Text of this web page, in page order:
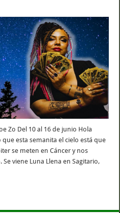
Zo Del 10 al 16 de junio Hola
esta semanita el cielo está que
se meten en Cáncer y nos
viene Luna Llena en Sagitario,